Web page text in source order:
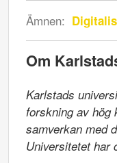
Ämnen:
Om
Karlstads
forskning av hög
samverkan med
Universitetet har